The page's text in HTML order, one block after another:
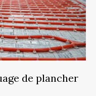
de plancher